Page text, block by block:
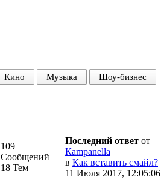
Кино Музыка Шоу-бизнес
109
Сообщений
18 Тем
Последний ответ от
Кampanella
в Как вставить смайл?
11 Июля 2017, 12:05:06